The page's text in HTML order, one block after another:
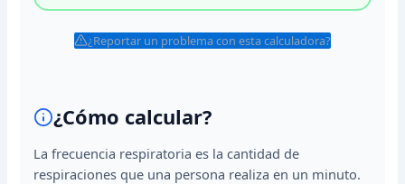
¿Reportar un problema con esta calculadora?
¿Cómo calcular?
La frecuencia respiratoria es la cantidad de
respiraciones que una persona realiza en un minuto.